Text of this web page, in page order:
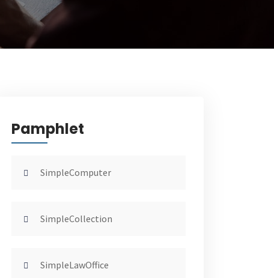
News Center
Pamphlet
SimpleComputer
SimpleCollection
SimpleLawOffice